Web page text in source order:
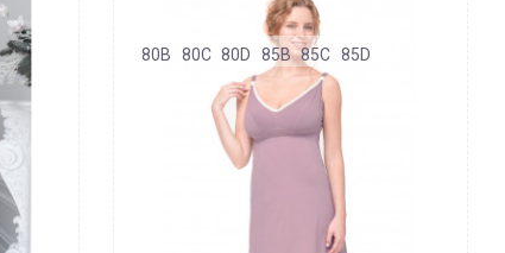
80B 80C 80D 85B 85C 85D